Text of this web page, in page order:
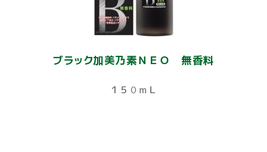
ブラック加美乃素ＮＥＯ 無香料
１５０ｍＬ